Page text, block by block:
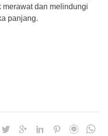
dan melindungi
panjang.